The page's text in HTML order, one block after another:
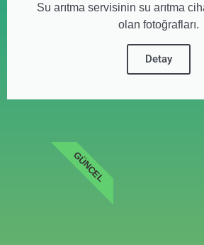
Su arıtma servisinin su arıtma
olan fotoğrafları.
Detay
GÜNCEL